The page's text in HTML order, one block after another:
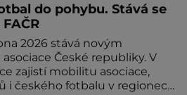
do pohybu. Stává se
2026 stává novým
České republiky. V
zajistí mobilitu asociace,
i českého fotbalu v regionech.